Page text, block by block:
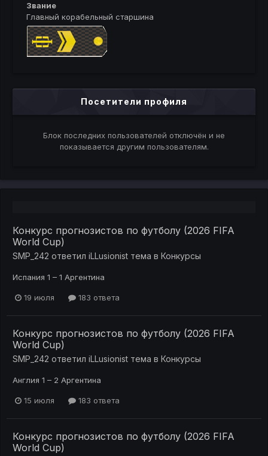
Звание
Главный корабельный старшина
Посетители профиля
Блок последних пользователей отключён и не
показывается другим пользователям.
Конкурс прогнозистов по футболу (2026 FIFA
World Cup)
SMP_242 ответил iLLusionist тема в Конкурсы
Испания 1 – 1 Аргентина
19 июля 183 ответа
Конкурс прогнозистов по футболу (2026 FIFA
World Cup)
SMP_242 ответил iLLusionist тема в Конкурсы
Англия 1 – 2 Аргентина
15 июля 183 ответа
Конкурс прогнозистов по футболу (2026 FIFA
World Cup)